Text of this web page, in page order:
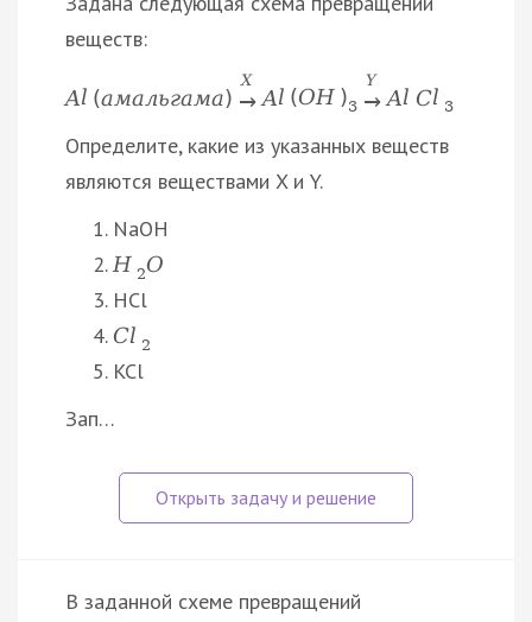
веществ:
Al (амальгама)
X
→ Al (OH )3
Y
→ Al Cl 3
Определите, какие из указанных веществ
являются веществами X и Y.
NaOH
H 2O
HCl
Cl 2
KCl
Зап…
В заданной схеме превращений